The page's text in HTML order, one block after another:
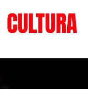
CULTURA